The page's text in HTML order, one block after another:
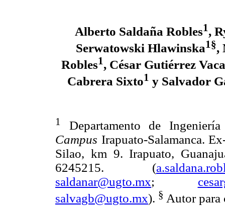
Alberto Saldaña Robles1,
Serwatowski Hlawinska1§,
Robles1, César Gutiérrez Vaca
Cabrera Sixto1 y Salvador
1
Departamento de
Campus Irapuato-Salamanca.
Silao, km 9. Irapuato,
6245215. (
saldanar@ugto.mx;
salvagb@ugto.mx). § Autor para